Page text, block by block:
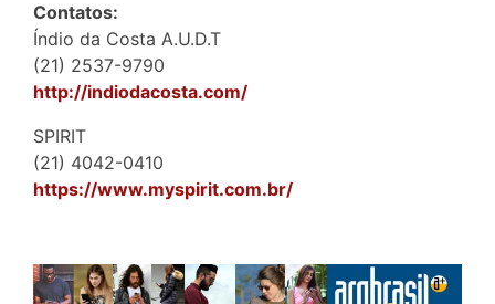
Contatos:
Índio da Costa A.U.D.T
(21) 2537-9790
http://indiodacosta.com/
SPIRIT
(21) 4042-0410
https://www.myspirit.com.br/